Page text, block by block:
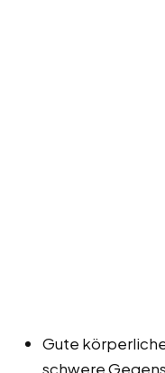
Gute
schwere